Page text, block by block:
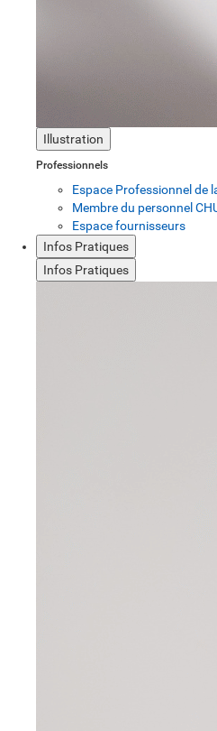
Illustration
Professionnels
Espace Professionnel de
Membre du personnel
Espace fournisseurs
Infos Pratiques
Infos Pratiques